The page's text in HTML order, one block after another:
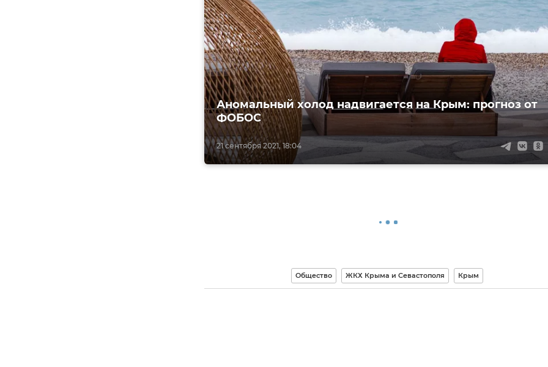
21 сентября 2021, 18:04
Аномальный холод надвигается на Крым: прогноз от
ФОБОС
Общество ЖКХ Крыма и Севастополя Крым